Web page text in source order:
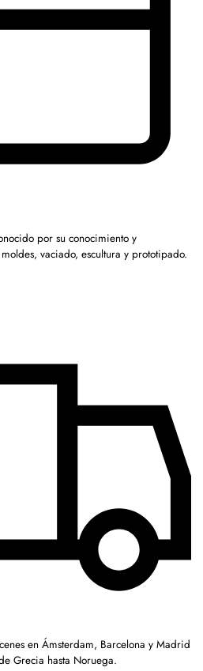
por su conocimiento y
vaciado, escultura y prototipado.
en Ámsterdam, Barcelona y Madrid
Grecia hasta Noruega.